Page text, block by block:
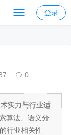
登录
0
实力与行业适
算法、语义分
行业相关性